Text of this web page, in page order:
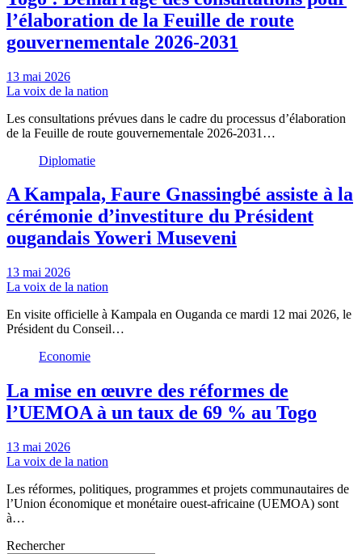
l’élaboration de la Feuille de route
gouvernementale 2026-2031
13 mai 2026
La voix de la nation
Les consultations prévues dans le cadre du processus d’élaboration
de la Feuille de route gouvernementale 2026-2031…
Diplomatie
A Kampala, Faure Gnassingbé assiste à la
cérémonie d’investiture du Président
ougandais Yoweri Museveni
13 mai 2026
La voix de la nation
En visite officielle à Kampala en Ouganda ce mardi 12 mai 2026, le
Président du Conseil…
Economie
La mise en œuvre des réformes de
l’UEMOA à un taux de 69 % au Togo
13 mai 2026
La voix de la nation
Les réformes, politiques, programmes et projets communautaires de
l’Union économique et monétaire ouest-africaine (UEMOA) sont
à…
Rechercher